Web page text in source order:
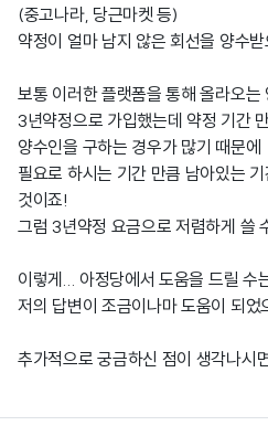
(중고나라, 당근마켓 등)
약정이 얼마 남지 않은 회선을 양수
보통 이러한 플랫폼을 통해 올라오는
3년약정으로 가입했는데 약정 기간
양수인을 구하는 경우가 많기 때문에
필요로 하시는 기간 만큼 남아있는
것이죠!
그럼 3년약정 요금으로 저렴하게 쓸
이렇게... 아정당에서 도움을 드릴 수
저의 답변이 조금이나마 도움이 되었
추가적으로 궁금하신 점이 생각나시